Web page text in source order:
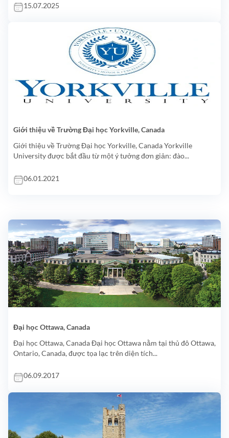
15.07.2025
Giới thiệu về Trường Đại học Yorkville, Canada
Giới thiệu về Trường Đại học Yorkville, Canada Yorkville
University được bắt đầu từ một ý tưởng đơn giản: đào...
06.01.2021
Đại học Ottawa, Canada
Đại học Ottawa, Canada Đại học Ottawa nằm tại thủ đô Ottawa,
Ontario, Canada, được tọa lạc trên diện tích...
06.09.2017